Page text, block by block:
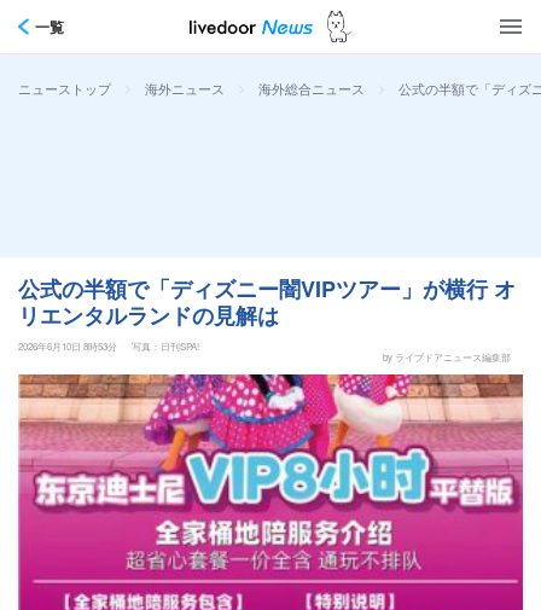
一覧
ニューストップ > 海外ニュース > 海外総合ニュース > 公式の半額で「ディズ
公式の半額で「ディズニー闇VIPツアー」が横行 オ
リエンタルランドの見解は
2026年6月10日 8時53分
写真：日刊SPA!
by ライブドアニュース編集部